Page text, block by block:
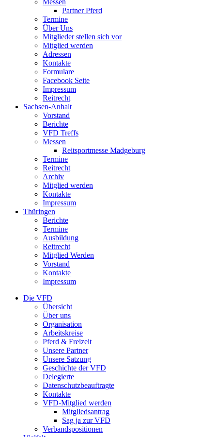
Messen
Partner Pferd
Termine
Über Uns
Mitglieder stellen sich vor
Mitglied werden
Adressen
Kontakte
Formulare
Facebook Seite
Impressum
Reitrecht
Sachsen-Anhalt
Vorstand
Berichte
VFD Treffs
Messen
Reitsportmesse Madgeburg
Termine
Reitrecht
Archiv
Mitglied werden
Kontakte
Impressum
Thüringen
Berichte
Termine
Ausbildung
Reitrecht
Mitglied Werden
Vorstand
Kontakte
Impressum
Die VFD
Übersicht
Über uns
Organisation
Arbeitskreise
Pferd & Freizeit
Unsere Partner
Unsere Satzung
Geschichte der VFD
Delegierte
Datenschutzbeauftragte
Kontakte
VFD-Mitglied werden
Mitgliedsantrag
Sag ja zur VFD
Verbandspositionen